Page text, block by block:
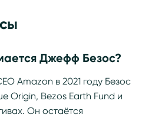
Джефф Безос?
Amazon в 2021 году Безос
Origin, Bezos Earth Fund и
Он остаётся